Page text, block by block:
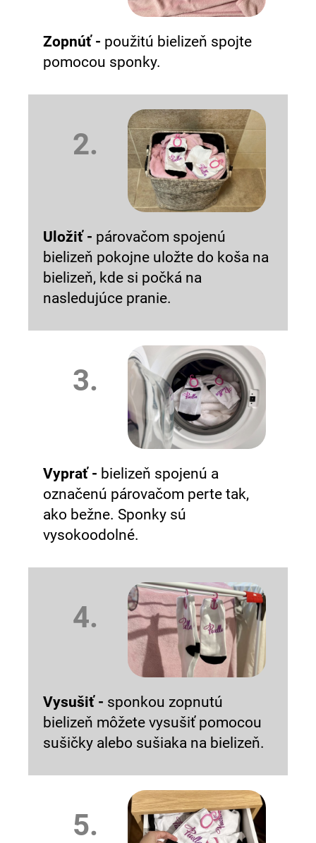
Zopnúť - použitú bielizeň spojte
pomocou sponky.
2.
Uložiť - párovačom spojenú
bielizeň pokojne uložte do koša na
bielizeň, kde si počká na
nasledujúce pranie.
3.
Vyprať - bielizeň spojenú a
označenú párovačom perte tak,
ako bežne. Sponky sú
vysokoodolné.
4.
Vysušiť - sponkou zopnutú
bielizeň môžete vysušiť pomocou
sušičky alebo sušiaka na bielizeň.
5.